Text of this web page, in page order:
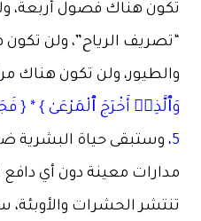
تكون هناك فصول أربعة،
“تصريف الرياح”، ولن
والطيور، ولن تكون هناك
وَٱلَّذِيۤ أَخْرَجَ ٱلْمَرْعَىٰ } * {
5، وستبقى حياة
مدارات معينة دون أي دافع
تنتشر الحشرات والأوبئة،